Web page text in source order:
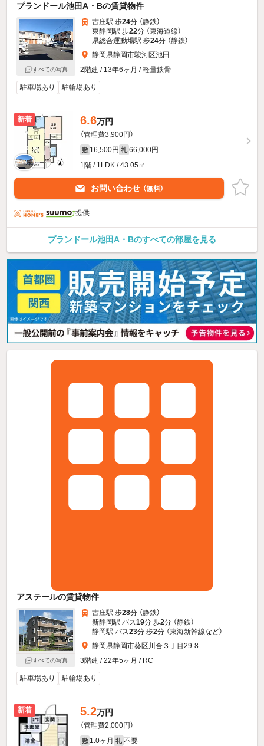
プランドール池田A・Bの賃貸物件
すべての写真
古庄駅 歩24分 （静鉄）
東静岡駅 歩22分 （東海道線）
県総合運動場駅 歩24分 （静鉄）
静岡県静岡市駿河区池田
2階建 / 13年6ヶ月 / 軽量鉄骨
駐車場あり 駐輪場あり
新着 6.6万円
（管理費3,900円）
敷 16,500円 礼 66,000円
1階 / 1LDK / 43.05㎡
お問い合わせ （無料）
提供
プランドール池田A・Bのすべての部屋を見る
アステールの賃貸物件
すべての写真
古庄駅 歩28分 （静鉄）
新静岡駅 バス19分 歩2分 （静鉄）
静岡駅 バス23分 歩2分 （東海新幹線など）
静岡県静岡市葵区川合３丁目29-8
3階建 / 22年5ヶ月 / RC
駐車場あり 駐輪場あり
新着 5.2万円
（管理費2,000円）
敷 1.0ヶ月 礼 不要